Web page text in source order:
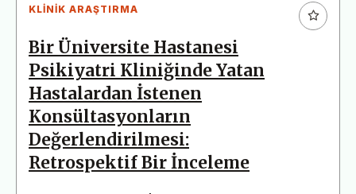
KLINIK ARAŞTIRMA
Bir Üniversite Hastanesi
Psikiyatri Kliniğinde Yatan
Hastalardan İstenen
Konsültasyonların
Değerlendirilmesi:
Retrospektif Bir İnceleme